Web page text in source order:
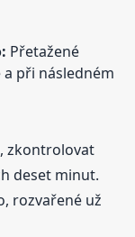
Přetažené
při následném
zkontrolovat
deset minut.
rozvařené už